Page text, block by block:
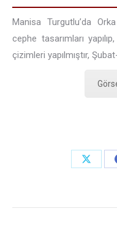
Manisa Turgutlu’da
cephe tasarımları
çizimleri yapılmıştır,
Share